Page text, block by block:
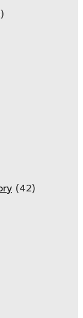
(42)